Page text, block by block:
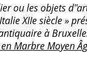
ou les objets
XIIe siècle »
à
Marbre Moyen